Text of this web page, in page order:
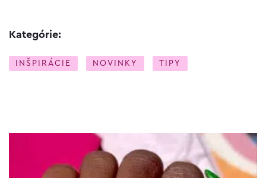
Kategórie:
INŠPIRÁCIE NOVINKY TIPY